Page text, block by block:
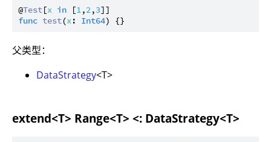
@Test[x in [1,2,3
func test(x: Int64
父类型：
DataStrategy<T>
extend<T> Range<T> <: DataStrategy<T>